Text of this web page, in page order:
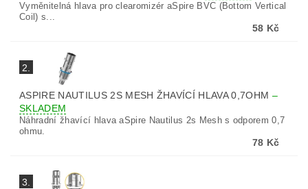
Vyměnitelná hlava pro clearomizér aSpire BVC (Bottom Vertical
Coil) s...
58 Kč
2.
ASPIRE NAUTILUS 2S MESH ŽHAVÍCÍ HLAVA 0,7OHM –
SKLADEM
Náhradní žhavící hlava aSpire Nautilus 2s Mesh s odporem 0,7
ohmu.
78 Kč
3.